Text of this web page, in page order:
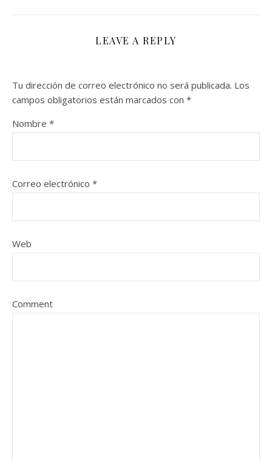
LEAVE A REPLY
Tu dirección de correo electrónico no será publicada. Los
campos obligatorios están marcados con *
Nombre *
Correo electrónico *
Web
Comment